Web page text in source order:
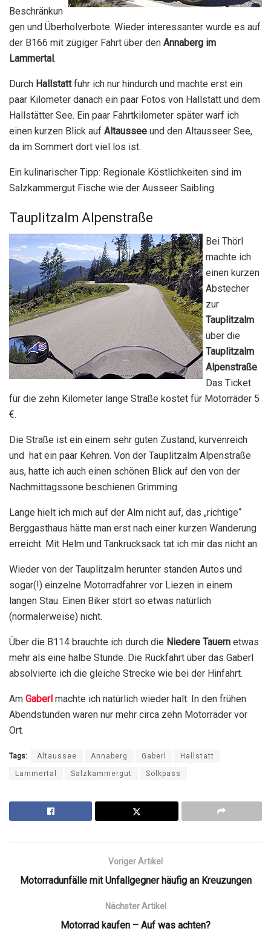
Beschränkun
gen und Überholverbote. Wieder interessanter wurde es auf
der B166 mit zügiger Fahrt über den Annaberg im
Lammertal.
Durch Hallstattfuhr ich nur hindurch und machte erst ein
paar Kilometer danach ein paar Fotos von Hallstatt und dem
Hallstätter See. Ein paar Fahrtkilometer später warf ich
einen kurzen Blick auf Altaussee und den Altausseer See,
da im Sommert dort viel los ist.
Ein kulinarischer Tipp: Regionale Köstlichkeiten sind im
Salzkammergut Fische wie der Ausseer Saibling.
Tauplitzalm Alpenstraße
Bei Thörl
machte ich
einen kurzen
Abstecher
zur
Tauplitzalm
über die
Tauplitzalm
Alpenstraße.
Das Ticket
für die zehn Kilometer lange Straße kostet für Motorräder 5
€.
Die Straße ist ein einem sehr guten Zustand, kurvenreich
und hat ein paar Kehren. Von der Tauplitzalm Alpenstraße
aus, hatte ich auch einen schönen Blick auf den von der
Nachmittagssone beschienen Grimming.
Lange hielt ich mich auf der Alm nicht auf, das „richtige“
Berggasthaus hätte man erst nach einer kurzen Wanderung
erreicht. Mit Helm und Tankrucksack tat ich mir das nicht an.
Wieder von der Tauplitzalm herunter standen Autos und
sogar(!) einzelne Motorradfahrer vor Liezen in einem
langen Stau. Einen Biker stört so etwas natürlich
(normalerweise) nicht.
Über die B114 brauchte ich durch die Niedere Tauern etwas
mehr als eine halbe Stunde. Die Rückfahrt über das Gaberl
absolvierte ich die gleiche Strecke wie bei der Hinfahrt.
Am Gaberl machte ich natürlich wieder halt. In den frühen
Abendstunden waren nur mehr circa zehn Motorräder vor
Ort.
Tags: Altaussee Annaberg Gaberl Hallstatt
Lammertal Salzkammergut Sölkpass
Voriger Artikel
Motorradunfälle mit Unfallgegner häufig an Kreuzungen
Nächster Artikel
Motorrad kaufen – Auf was achten?